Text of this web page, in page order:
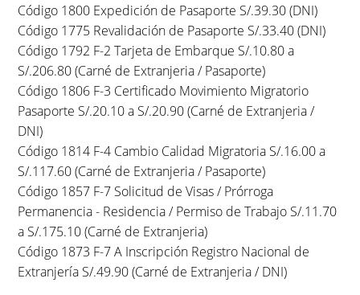
Código 1800 Expedición de Pasaporte S/.39.30 (DNI)
Código 1775 Revalidación de Pasaporte S/.33.40 (DNI)
Código 1792 F-2 Tarjeta de Embarque S/.10.80 a
S/.206.80 (Carné de Extranjeria / Pasaporte)
Código 1806 F-3 Certificado Movimiento Migratorio
Pasaporte S/.20.10 a S/.20.90 (Carné de Extranjeria /
DNI)
Código 1814 F-4 Cambio Calidad Migratoria S/.16.00 a
S/.117.60 (Carné de Extranjeria / Pasaporte)
Código 1857 F-7 Solicitud de Visas / Prórroga
Permanencia - Residencia / Permiso de Trabajo S/.11.70
a S/.175.10 (Carné de Extranjeria)
Código 1873 F-7 A Inscripción Registro Nacional de
Extranjería S/.49.90 (Carné de Extranjeria / DNI)